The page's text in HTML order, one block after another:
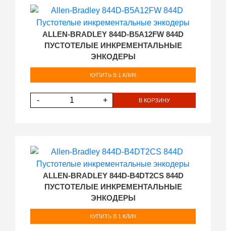
ALLEN-BRADLEY 844D-B5A12FW 844D
ПУСТОТЕЛЫЕ ИНКРЕМЕНТАЛЬНЫЕ
ЭНКОДЕРЫ
КУПИТЬ В 1 КЛИК
- + В КОРЗИНУ
ALLEN-BRADLEY 844D-B4DT2CS 844D
ПУСТОТЕЛЫЕ ИНКРЕМЕНТАЛЬНЫЕ
ЭНКОДЕРЫ
КУПИТЬ В 1 КЛИК